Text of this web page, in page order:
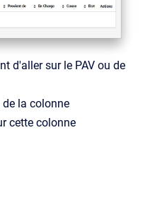
d'aller sur le PAV ou de
la colonne
cette colonne